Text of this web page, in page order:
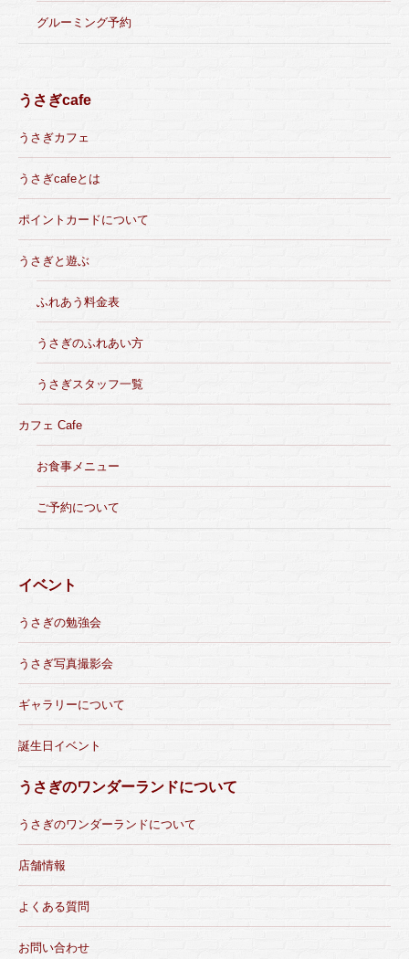
グルーミング予約
うさぎcafe
うさぎカフェ
うさぎcafeとは
ポイントカードについて
うさぎと遊ぶ
ふれあう料金表
うさぎのふれあい方
うさぎスタッフ一覧
カフェ Cafe
お食事メニュー
ご予約について
イベント
うさぎの勉強会
うさぎ写真撮影会
ギャラリーについて
誕生日イベント
うさぎのワンダーランドについて
うさぎのワンダーランドについて
店舗情報
よくある質問
お問い合わせ